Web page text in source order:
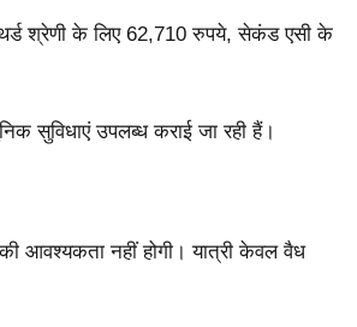
थर्ड श्रेणी के लिए 62,710 रुपये, सेकंड एसी के
सुविधाएं उपलब्ध कराई जा रही हैं।
आवश्यकता नहीं होगी। यात्री केवल वैध